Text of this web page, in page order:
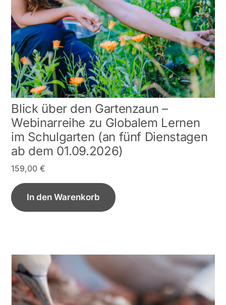
Blick über den Gartenzaun –
Webinarreihe zu Globalem Lernen
im Schulgarten (an fünf Dienstagen
ab dem 01.09.2026)
159,00€
In den Warenkorb